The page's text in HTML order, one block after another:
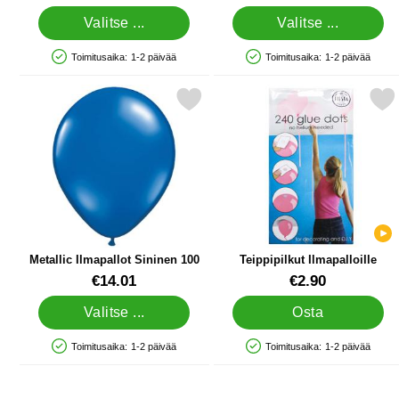
Valitse ...
Saatavuus: Varastossa
Toimitusaika: 1-2 päivää
Valitse ...
Saatavuus: Varastossa
Toimitusaika: 1-2 päivää
Metallic Ilmapallot Sininen 100
Tuote.nro 10499€14.01
Valitse ...
Saatavuus: Varastossa
Toimitusaika: 1-2 päivää
Merkitse metallic Ilmapallot Sininen 100 suosikiksi
Teippipilkut Ilmapalloille
Tuote.nro 22428€2.90
Osta
Saatavuus: Varastossa
Toimitusaika: 1-2 päivää
Merkitse teippipilkut